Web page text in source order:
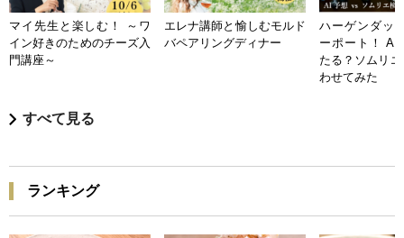
マイ先生と楽しむ！ ～ワ
イン好きのためのチーズ入
門講座～
エレナ講師と愉しむモルド
バペアリングディナー
ハーゲンダッ
ーポート！ AI
たる？ソムリ
わせてみた
すべて見る
ランキング